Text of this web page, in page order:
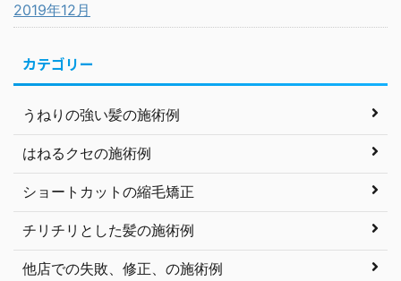
2019年12月
カテゴリー
うねりの強い髪の施術例
はねるクセの施術例
ショートカットの縮毛矯正
チリチリとした髪の施術例
他店での失敗、修正、の施術例